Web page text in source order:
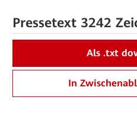
Pressetext 3242
Als .txt
In